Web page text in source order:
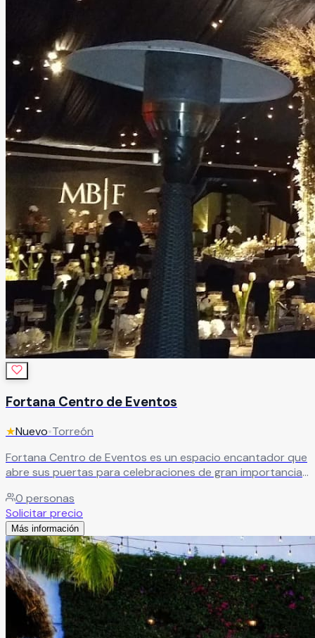
Fortana Centro de Eventos
★Nuevo•Torreón
Fortana Centro de Eventos es un espacio encantador que
abre sus puertas para celebraciones de gran importancia.
ambiente diseñado para crear momentos que
permanecerán para siempre en tu memoria.
0 personas
Solicitar precio
Más información